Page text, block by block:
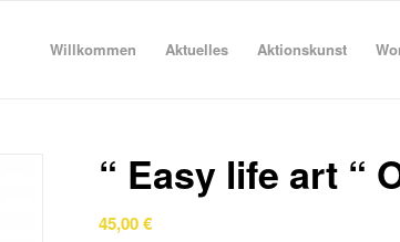
Willkommen Aktuelles Aktionskunst
“ Easy life art “
45,00€